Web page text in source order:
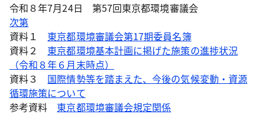
令和８年7月24日 第57回東京都環境審議会
次第
資料１ 東京都環境審議会第17期委員名簿
資料２ 東京都環境基本計画に掲げた施策の進捗状況
（令和８年６月末時点）
資料３ 国際情勢等を踏まえた、今後の気候変動・資源
循環施策について
参考資料 東京都環境審議会規定関係